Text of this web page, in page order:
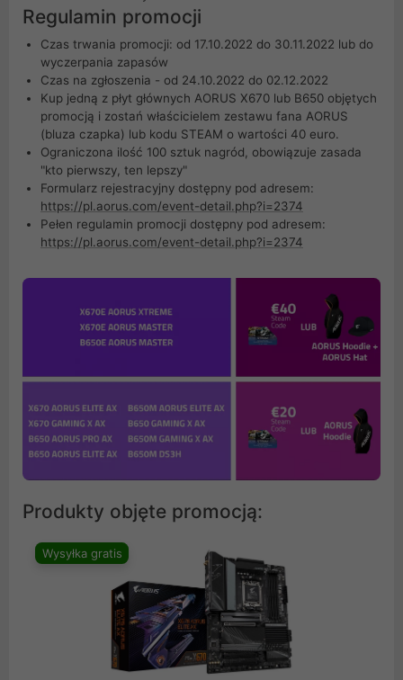
Regulamin promocji
Czas trwania promocji: od 17.10.2022 do 30.11.2022 lub do
wyczerpania zapasów
Czas na zgłoszenia - od 24.10.2022 do 02.12.2022
Kup jedną z płyt głównych AORUS X670 lub B650 objętych
promocją i zostań właścicielem zestawu fana AORUS
(bluza czapka) lub kodu STEAM o wartości 40 euro.
Ograniczona ilość 100 sztuk nagród, obowiązuje zasada
"kto pierwszy, ten lepszy"
Formularz rejestracyjny dostępny pod adresem:
https://pl.aorus.com/event-detail.php?i=2374
Pełen regulamin promocji dostępny pod adresem:
https://pl.aorus.com/event-detail.php?i=2374
Produkty objęte promocją:
Wysyłka gratis